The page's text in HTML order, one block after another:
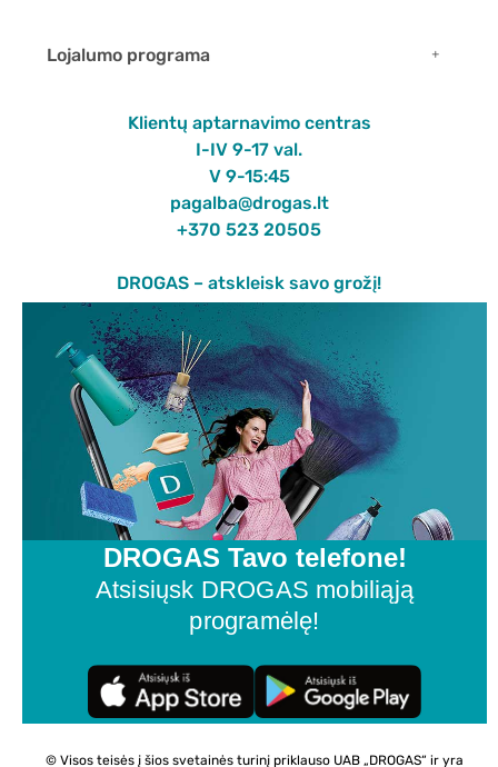
Lojalumo programa
Klientų aptarnavimo centras
I-IV 9-17 val.
V 9-15:45
pagalba@drogas.lt
+370 523 20505
DROGAS – atskleisk savo grožį!
DROGAS Tavo telefone!
Atsisiųsk DROGAS mobiliąją
programėlę!
© Visos teisės į šios svetainės turinį priklauso UAB „DROGAS“ ir yra